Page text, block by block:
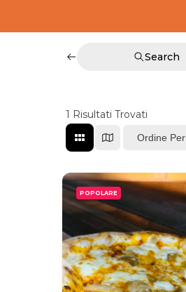
Search
1 Risultati Trovati
Ordine Per
POPOLARE